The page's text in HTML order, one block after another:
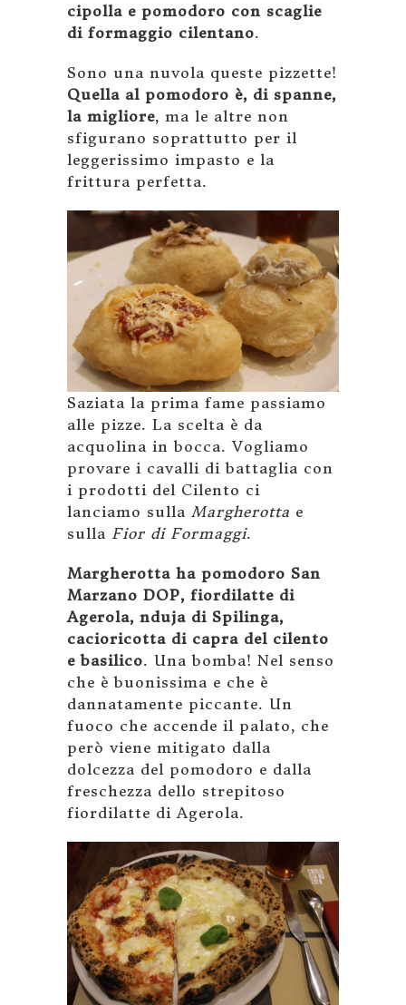
cipolla e pomodoro con scaglie
di formaggio cilentano.
Sono una nuvola queste pizzette!
Quella al pomodoro è, di spanne,
la migliore, ma le altre non
sfigurano soprattutto per il
leggerissimo impasto e la
frittura perfetta.
Saziata la prima fame passiamo
alle pizze. La scelta è da
acquolina in bocca. Vogliamo
provare i cavalli di battaglia con
i prodotti del Cilento ci
lanciamo sulla Margherotta e
sulla Fior di Formaggi.
Margherotta ha pomodoro San
Marzano DOP, fiordilatte di
Agerola, nduja di Spilinga,
cacioricotta di capra del cilento
e basilico. Una bomba! Nel senso
che è buonissima e che è
dannatamente piccante. Un
fuoco che accende il palato, che
però viene mitigato dalla
dolcezza del pomodoro e dalla
freschezza dello strepitoso
fiordilatte di Agerola.